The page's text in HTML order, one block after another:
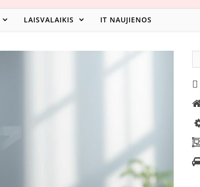
LAISVALAIKIS IT NAUJIENOS